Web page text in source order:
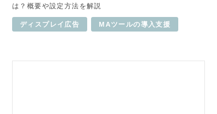
は？概要や設定方法を解説
ディスプレイ広告 MAツールの導入支援